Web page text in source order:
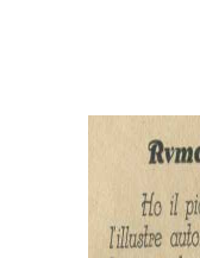
mitu arba